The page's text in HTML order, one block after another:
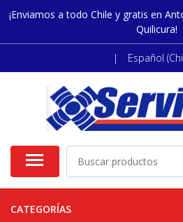
¡Enviamos a todo Chile y gratis en
Quilicura!
| Español
CATEGORÍAS